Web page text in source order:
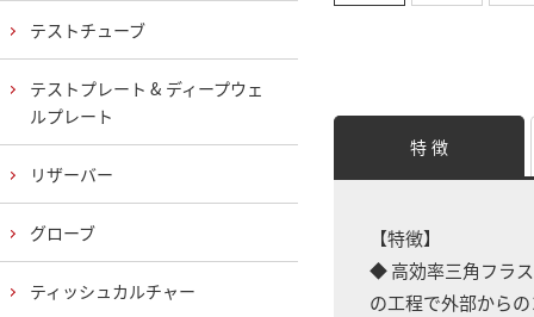
特 徴
【特徴】
◆ 高効率三角フラ
の工程で外部から
テストチューブ
テストプレート & ディープウェ
ルプレート
リザーバー
グローブ
ティッシュカルチャー